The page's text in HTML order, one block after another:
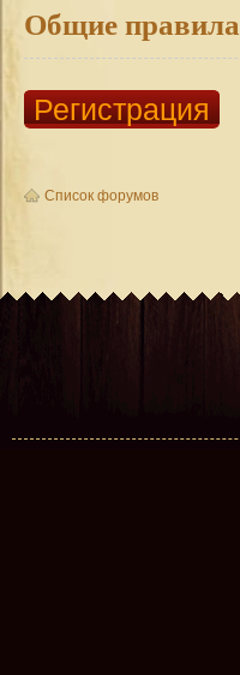
Общие правила
Регистрация
Список форумов